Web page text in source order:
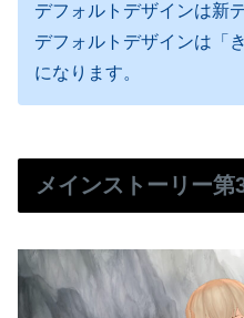
デフォルトデザインは新
デフォルトデザインは「
になります。
メインストーリー第